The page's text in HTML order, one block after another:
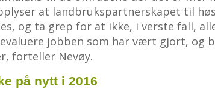
at landbrukspartnerskapet til
og ta grep for at ikke, i verste fall,
evaluere jobben som har vært gjort, og
forteller Nevøy.
på nytt i 2016